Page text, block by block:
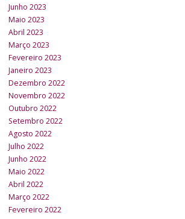
Junho 2023
Maio 2023
Abril 2023
Março 2023
Fevereiro 2023
Janeiro 2023
Dezembro 2022
Novembro 2022
Outubro 2022
Setembro 2022
Agosto 2022
Julho 2022
Junho 2022
Maio 2022
Abril 2022
Março 2022
Fevereiro 2022